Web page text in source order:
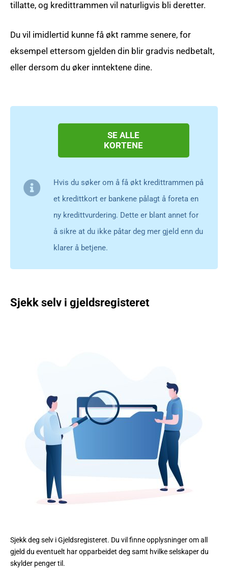
tillatte, og kredittrammen vil naturligvis bli deretter.
Du vil imidlertid kunne få økt ramme senere, for
eksempel ettersom gjelden din blir gradvis nedbetalt,
eller dersom du øker inntektene dine.
SE ALLE
KORTENE
Hvis du søker om å få økt kredittrammen på
et kredittkort er bankene pålagt å foreta en
ny kredittvurdering. Dette er blant annet for
å sikre at du ikke påtar deg mer gjeld enn du
klarer å betjene.
Sjekk selv i gjeldsregisteret
Sjekk deg selv i Gjeldsregisteret. Du vil finne opplysninger om all
gjeld du eventuelt har opparbeidet deg samt hvilke selskaper du
skylder penger til.